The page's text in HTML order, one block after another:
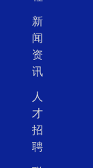
新
闻
资
讯
人
才
招
聘